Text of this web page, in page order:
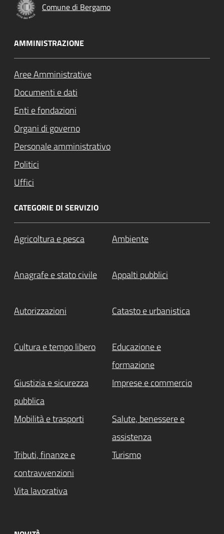
Comune di Bergamo
AMMINISTRAZIONE
Aree Amministrative
Documenti e dati
Enti e fondazioni
Organi di governo
Personale amministrativo
Politici
Uffici
CATEGORIE DI SERVIZIO
Agricoltura e pesca Ambiente
Anagrafe e stato civile Appalti pubblici
Autorizzazioni Catasto e urbanistica
Cultura e tempo libero
Educazione e
formazione
Giustizia e sicurezza
pubblica
Imprese e commercio
Mobilità e trasporti
Salute, benessere e
assistenza
Tributi, finanze e
contravvenzioni
Turismo
Vita lavorativa